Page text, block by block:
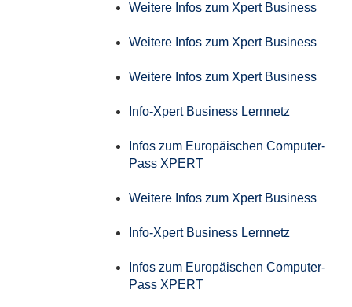
Weitere Infos zum Xpert Business
Weitere Infos zum Xpert Business
Weitere Infos zum Xpert Business
Info-Xpert Business Lernnetz
Infos zum Europäischen Computer-
Pass XPERT
Weitere Infos zum Xpert Business
Info-Xpert Business Lernnetz
Infos zum Europäischen Computer-
Pass XPERT